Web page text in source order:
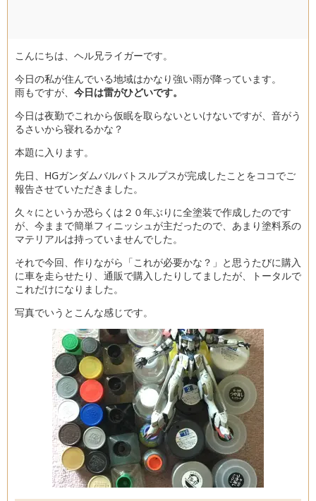
こんにちは、ヘル兄ライガーです。
今日の私が住んでいる地域はかなり強い雨が降っています。
雨もですが、 今日は雷がひどいです。
今日は夜勤でこれから仮眠を取らないといけないですが、音がう
るさいから寝れるかな？
本題に入ります。
先日、HGガンダムバルバトスルプスが完成したことをココでご
報告させていただきました。
久々にというか恐らくは２０年ぶりに全塗装で作成したのです
が、今ままで簡単フィニッシュが主だったので、あまり塗料系の
マテリアルは持っていませんでした。
それで今回、作りながら「これが必要かな？」と思うたびに購入
に車を走らせたり、通販で購入したりしてましたが、トータルで
これだけになりました。
写真でいうとこんな感じです。